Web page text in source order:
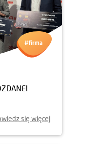
się więcej